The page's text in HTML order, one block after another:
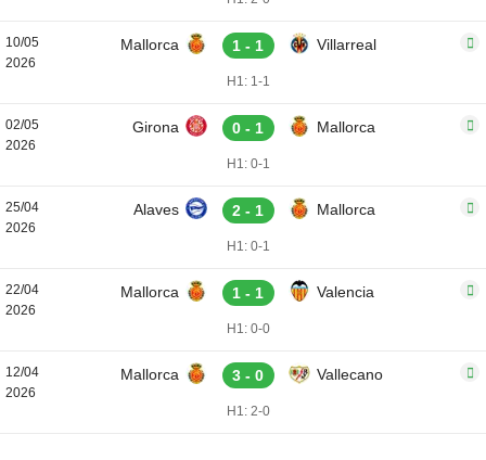
10/05
2026
Mallorca 1 - 1 Villarreal
H1: 1-1
02/05
2026
Girona 0 - 1 Mallorca
H1: 0-1
25/04
2026
Alaves 2 - 1 Mallorca
H1: 0-1
22/04
2026
Mallorca 1 - 1 Valencia
H1: 0-0
12/04
2026
Mallorca 3 - 0 Vallecano
H1: 2-0